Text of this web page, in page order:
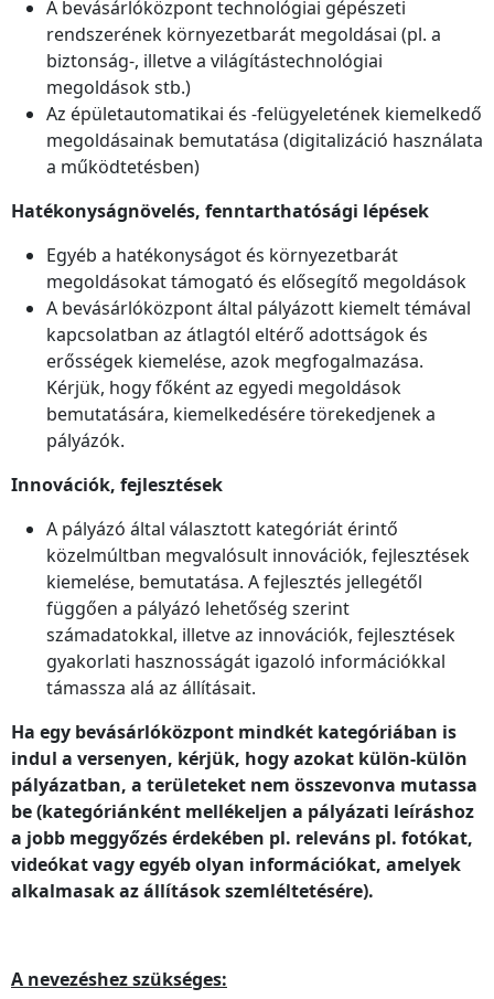
A bevásárlóközpont technológiai gépészeti
rendszerének környezetbarát megoldásai (pl. a
biztonság-, illetve a világítástechnológiai
megoldások stb.)
Az épületautomatikai és -felügyeletének kiemelkedő
megoldásainak bemutatása (digitalizáció használata
a működtetésben)
Hatékonyságnövelés, fenntarthatósági lépések
Egyéb a hatékonyságot és környezetbarát
megoldásokat támogató és elősegítő megoldások
A bevásárlóközpont által pályázott kiemelt témával
kapcsolatban az átlagtól eltérő adottságok és
erősségek kiemelése, azok megfogalmazása.
Kérjük, hogy főként az egyedi megoldások
bemutatására, kiemelkedésére törekedjenek a
pályázók.
Innovációk, fejlesztések
A pályázó által választott kategóriát érintő
közelmúltban megvalósult innovációk, fejlesztések
kiemelése, bemutatása. A fejlesztés jellegétől
függően a pályázó lehetőség szerint
számadatokkal, illetve az innovációk, fejlesztések
gyakorlati hasznosságát igazoló információkkal
támassza alá az állításait.
Ha egy bevásárlóközpont mindkét kategóriában is
indul a versenyen, kérjük, hogy azokat külön-külön
pályázatban, a területeket nem összevonva mutassa
be (kategóriánként mellékeljen a pályázati leíráshoz
a jobb meggyőzés érdekében pl. releváns pl. fotókat,
videókat vagy egyéb olyan információkat, amelyek
alkalmasak az állítások szemléltetésére).
A nevezéshez szükséges: